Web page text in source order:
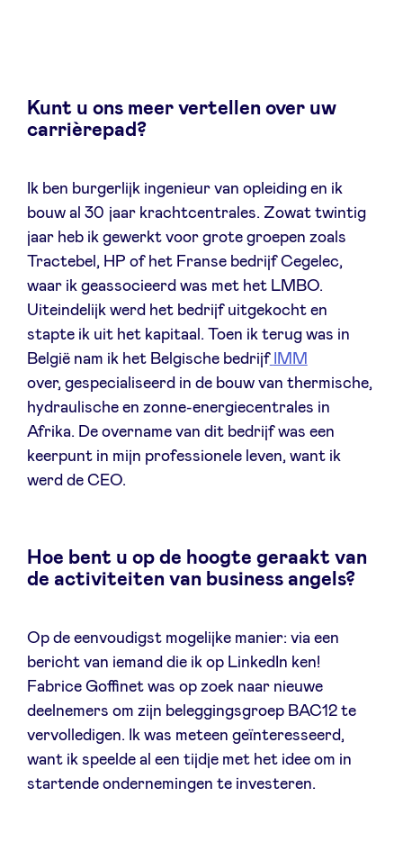
Voordelen
BeAngels Luxemburg
NXT Brussels - Investeerders groep
Pooling Services
Sponsors
Privacy Policy
My Portofolio
Health Expert Circle
nl fr
en
Kunt u ons meer vertellen over uw
carrièrepad?
Ik ben burgerlijk ingenieur van opleiding en ik
bouw al 30 jaar krachtcentrales. Zowat twintig
jaar heb ik gewerkt voor grote groepen zoals
Tractebel, HP of het Franse bedrijf Cegelec,
waar ik geassocieerd was met het LMBO.
Uiteindelijk werd het bedrijf uitgekocht en
stapte ik uit het kapitaal. Toen ik terug was in
België nam ik het Belgische bedrijf
IMM
over, gespecialiseerd in de bouw van thermische,
hydraulische en zonne-energiecentrales in
Afrika. De overname van dit bedrijf was een
keerpunt in mijn professionele leven, want ik
werd de CEO.
Hoe bent u op de hoogte geraakt van
de activiteiten van business angels?
Op de eenvoudigst mogelijke manier: via een
bericht van iemand die ik op LinkedIn ken!
Fabrice Goffinet was op zoek naar nieuwe
deelnemers om zijn beleggingsgroep BAC12 te
vervolledigen. Ik was meteen geïnteresseerd,
want ik speelde al een tijdje met het idee om in
startende ondernemingen te investeren.